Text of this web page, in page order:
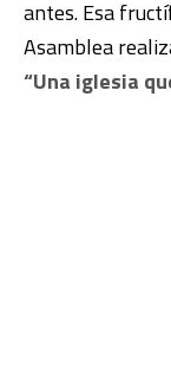
antes. Esa
Asamblea
“Una iglesia